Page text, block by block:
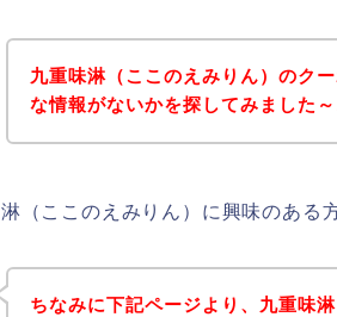
九重味淋（ここのえみりん）のク
な情報がないかを探してみました～
（ここのえみりん）に興味のある
ちなみに下記ページより、九重味